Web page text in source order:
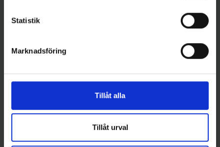
Statistik
Marknadsföring
Tillåt alla
Tillåt urval
Andra gillade även
Wiggler Stoxdal